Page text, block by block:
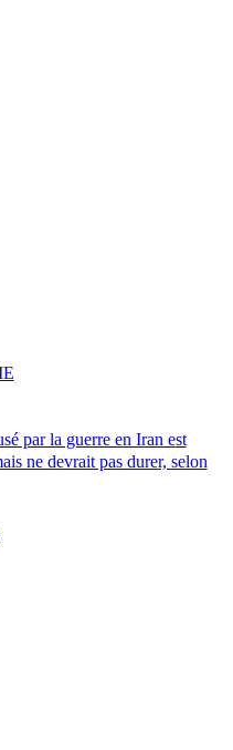
par la guerre en Iran est
ne devrait pas durer, selon